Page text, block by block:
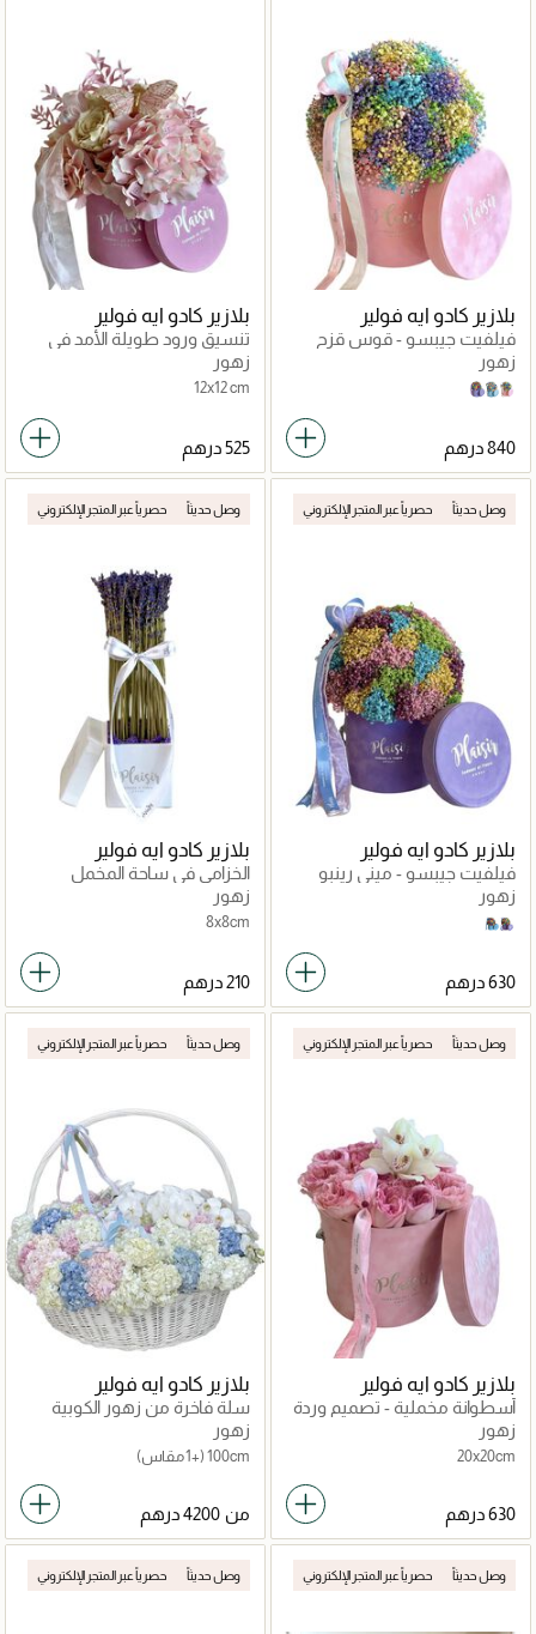
بلازير كادو ايه فولير
فيلفيت جيبسو - قوس قزح
كبير
زهور
Pink
Sky Blue
Lilac
بلازير كادو ايه فولير
تنسيق ورود طويلة الأمد في
مخمل صغير
زهور
12x12 cm
وصل حديثاً حصرياً عبر المتجر الإلكتروني
بلازير كادو ايه فولير
فيلفيت جيبسو - ميني رينبو
زهور
Lilac
Sky Blue
وصل حديثاً حصرياً عبر المتجر الإلكتروني
بلازير كادو ايه فولير
الخزامى في ساحة المخمل
زهور
8x8cm
وصل حديثاً حصرياً عبر المتجر الإلكتروني
بلازير كادو ايه فولير
أسطوانة مخملية - تصميم وردة
مسطحة
زهور
20x20cm
وصل حديثاً حصرياً عبر المتجر الإلكتروني
بلازير كادو ايه فولير
سلة فاخرة من زهور الكوبية
زهور
100cm (+1 مقاس)
من
وصل حديثاً حصرياً عبر المتجر الإلكتروني وصل حديثاً حصرياً عبر المتجر الإلكتروني